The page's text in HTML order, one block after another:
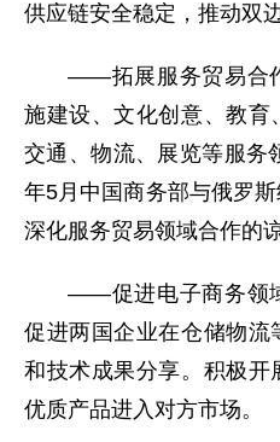
供应链安全稳定，推动双
——拓展服务贸易合
施建设、文化创意、教育
交通、物流、展览等服务
年5月中国商务部与俄罗
深化服务贸易领域合作的
——促进电子商务领
促进两国企业在仓储物流
和技术成果分享。积极开
优质产品进入对方市场。